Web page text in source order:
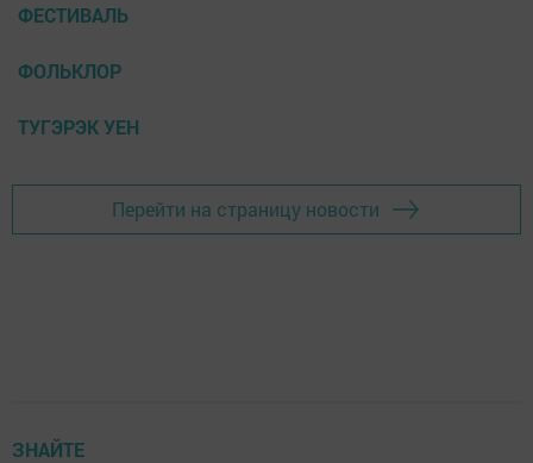
ФЕСТИВАЛЬ
ФОЛЬКЛОР
ТУГЭРЭК УЕН
Перейти на страницу новости
ЗНАЙТЕ